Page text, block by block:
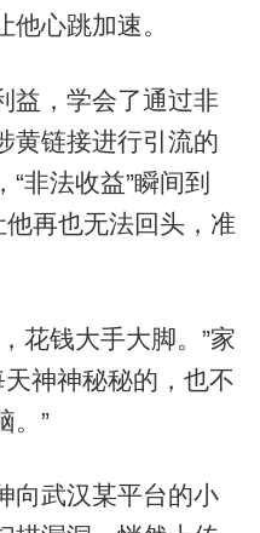
心跳加速。
，学会了通过非
黄链接进行引流的
非法收益”瞬间到
他再也无法回头，准
钱大手大脚。”家
天神神秘秘的，也不
。”
武汉某平台的小